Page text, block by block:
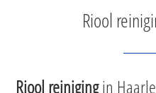
Riool
Riool reinigingin